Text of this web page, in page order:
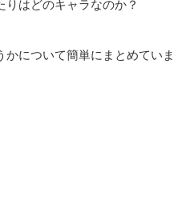
りはどのキャラなのか？
について簡単にまとめていま